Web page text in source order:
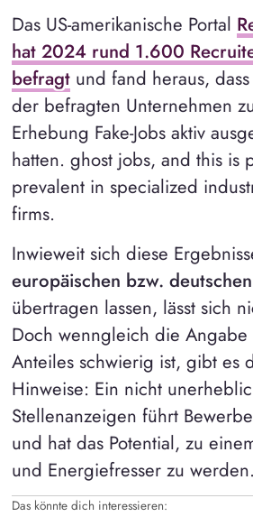
Das US-amerikanische Portal
hat 2024 rund 1.600
befragtund fand heraus,
der befragten Unternehmen
Erhebung Fake-Jobs aktiv
hatten. ghost jobs, and this is
prevalent in specialized
firms.
Inwieweit sich diese
europäischen bzw.
übertragen lassen, lässt sich
Doch wenngleich die Angabe
Anteiles schwierig ist, gibt es
Hinweise: Ein nicht
Stellenanzeigen führt
und hat das Potential, zu
und Energiefresser zu werden.
Das könnte dich interessieren: